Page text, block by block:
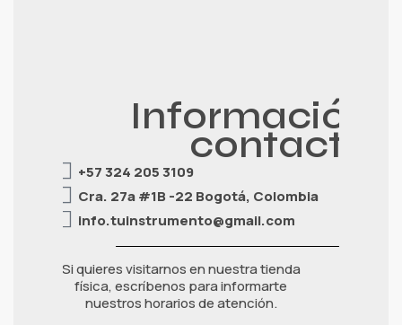
Información
contacto
+57 324 205 3109
Cra. 27a #1B -22 Bogotá, Colombia
info.tuinstrumento@gmail.com
Si quieres visitarnos en nuestra tienda
física, escríbenos para informarte
nuestros horarios de atención.